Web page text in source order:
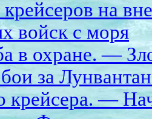
крейсеров на
войск с моря
в охране. —
за
крейсера. —